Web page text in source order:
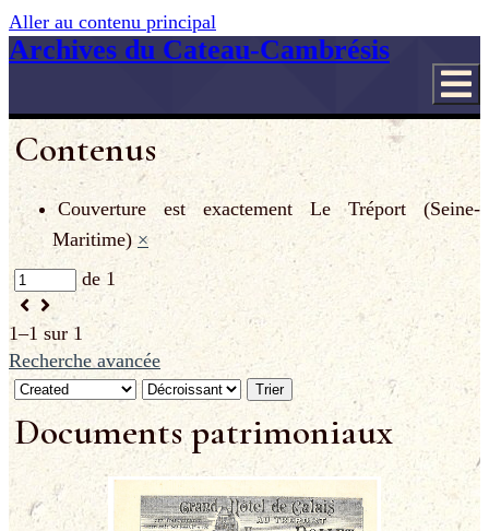
Aller au contenu principal
Archives du Cateau-Cambrésis
Contenus
Couverture est exactement
Le Tréport (Seine-
Maritime) ×
de 1
1–1 sur 1
Recherche avancée
Trier
Documents patrimoniaux